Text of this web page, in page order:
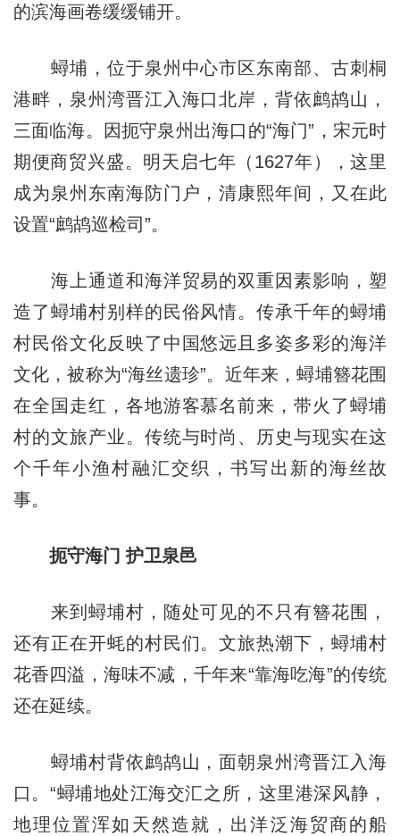
的滨海画卷缓缓铺开。
蟳埔，位于泉州中心市区东南部、古刺桐
港畔，泉州湾晋江入海口北岸，背依鹧鸪山，
三面临海。因扼守泉州出海口的“海门”，宋元时
期便商贸兴盛。明天启七年（1627年），这里
成为泉州东南海防门户，清康熙年间，又在此
设置“鹧鸪巡检司”。
海上通道和海洋贸易的双重因素影响，塑
造了蟳埔村别样的民俗风情。传承千年的蟳埔
村民俗文化反映了中国悠远且多姿多彩的海洋
文化，被称为“海丝遗珍”。近年来，蟳埔簪花围
在全国走红，各地游客慕名前来，带火了蟳埔
村的文旅产业。传统与时尚、历史与现实在这
个千年小渔村融汇交织，书写出新的海丝故
事。
扼守海门 护卫泉邑
来到蟳埔村，随处可见的不只有簪花围，
还有正在开蚝的村民们。文旅热潮下，蟳埔村
花香四溢，海味不减，千年来“靠海吃海”的传统
还在延续。
蟳埔村背依鹧鸪山，面朝泉州湾晋江入海
口。“蟳埔地处江海交汇之所，这里港深风静，
地理位置浑如天然造就，出洋泛海贸商的船